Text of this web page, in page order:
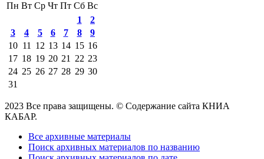
Пн Вт Ср Чт Пт Сб Вс
1
2
3
4 5 6 7 8
9
10 11 12 13 14 15 16
17 18 19 20 21 22 23
24 25 26 27 28 29 30
31
2023 Все права защищены. © Содержание сайта КНИА
КАБАР.
Все архивные материалы
Поиск архивных материалов по названию